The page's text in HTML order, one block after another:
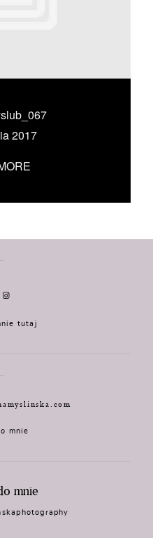
2017
MNĄ →
tutaj
mnie
mnie